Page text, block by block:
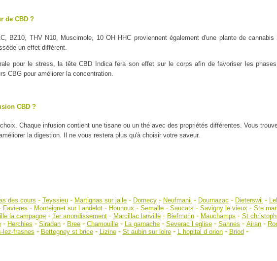
de CBD ?
BZ10, THV N10, Muscimole, 10 OH HHC proviennent également d'une plante de
un effet différent.
pour le stress, la tête CBD Indica fera son effet sur le corps afin de favoriser les
CBG pour améliorer la concentration.
CBD ?
Chaque infusion contient une tisane ou un thé avec des propriétés différentes. Vous
la digestion. Il ne vous restera plus qu'à choisir votre saveur.
des cours - Teyssieu - Martignas sur jalle - Dornecy - Neufmanil - Dournazac - Dieterswil -
Favieres - Monteignet sur l andelot- Hounoux - Semalle- Saucats - Savigny le vieux - Ste
la campagne - 1er arrondissement - Marcillac lanville - Biefmorin - Mauchamps - St
- Herchies - Siradan - Bree - Chamouille - La garnache - Severac l eglise - Sannes - Airan -
lez-frasnes - Bettegney st brice- Lizine- St aubin sur loire- L hopital d orion- Briod-